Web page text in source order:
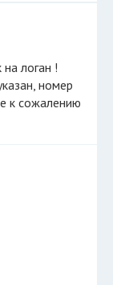
номер
к сожалению